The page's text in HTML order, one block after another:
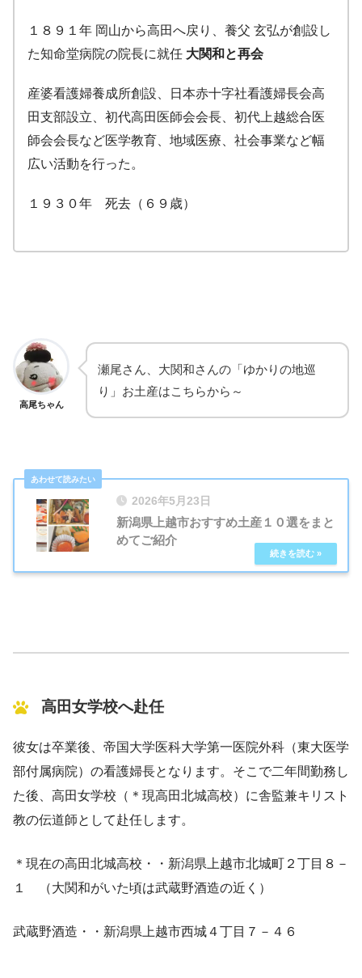
１８９１年 岡山から高田へ戻り、養父 玄弘が創設し
た知命堂病院の院長に就任 大関和と再会
産婆看護婦養成所創設、日本赤十字社看護婦長会高
田支部設立、初代高田医師会会長、初代上越総合医
師会会長など医学教育、地域医療、社会事業など幅
広い活動を行った。
１９３０年 死去（６９歳）
高尾ちゃん
瀬尾さん、大関和さんの「ゆかりの地巡
り」お土産はこちらから～
2026年5月23日
新潟県上越市おすすめ土産１０選をまと
めてご紹介
高田女学校へ赴任
彼女は卒業後、帝国大学医科大学第一医院外科（東大医学
部付属病院）の看護婦長となります。そこで二年間勤務し
た後、高田女学校（＊現高田北城高校）に舎監兼キリスト
教の伝道師として赴任します。
＊現在の高田北城高校・・新潟県上越市北城町２丁目８－
１ （大関和がいた頃は武蔵野酒造の近く）
武蔵野酒造・・新潟県上越市西城４丁目７－４６